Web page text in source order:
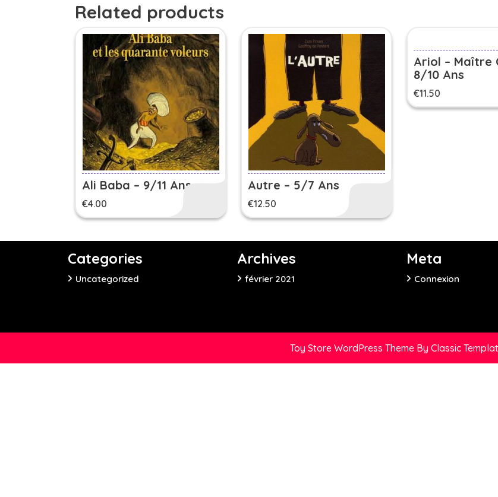
Related products
Ali Baba – 9/11 Ans
€4.00
Autre – 5/7 Ans
€12.50
Ariol – Maître
8/10 Ans
€11.50
Categories
Uncategorized
Archives
février 2021
Meta
Connexion
Toy Store WordPress Theme By Classic